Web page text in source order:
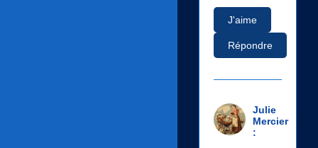
J'aime
Répondre
Julie
Mercier
: